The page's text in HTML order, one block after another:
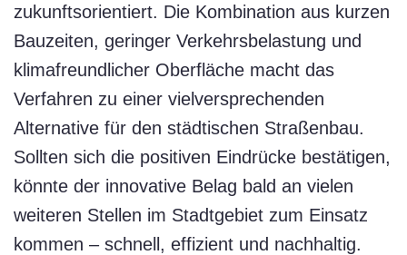
zukunftsorientiert. Die Kombination aus kurzen
Bauzeiten, geringer Verkehrsbelastung und
klimafreundlicher Oberfläche macht das
Verfahren zu einer vielversprechenden
Alternative für den städtischen Straßenbau.
Sollten sich die positiven Eindrücke bestätigen,
könnte der innovative Belag bald an vielen
weiteren Stellen im Stadtgebiet zum Einsatz
kommen – schnell, effizient und nachhaltig.